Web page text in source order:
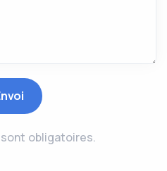
obligatoires.